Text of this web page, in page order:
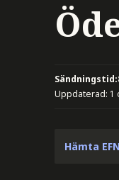
Sändningstid:
Uppdaterad: 1
Hämta